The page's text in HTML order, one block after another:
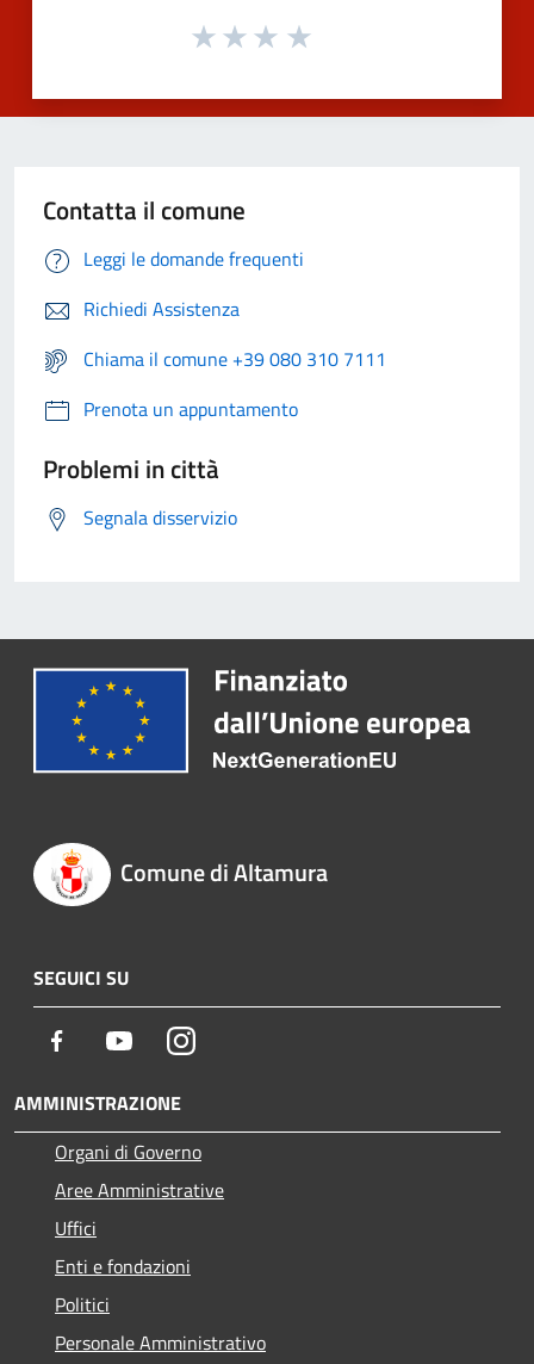
Contatta il comune
Leggi le domande frequenti
Richiedi Assistenza
Chiama il comune +39 080 310 7111
Prenota un appuntamento
Problemi in città
Segnala disservizio
Comune di Altamura
SEGUICI SU
Facebook YoutubeInstagram
AMMINISTRAZIONE
Organi di Governo
Aree Amministrative
Uffici
Enti e fondazioni
Politici
Personale Amministrativo